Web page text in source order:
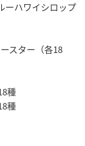
ーハワイシロップ
スター（各18
種
種